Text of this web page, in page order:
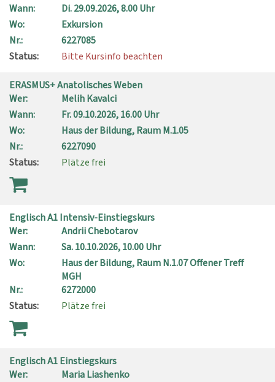
Wann:
Di.29.09.2026, 8.00 Uhr
Wo:
Exkursion
Nr.:
6227085
Status:
Bitte Kursinfo beachten
ERASMUS+ Anatolisches Weben
Wer:
Melih Kavalci
Wann:
Fr.09.10.2026, 16.00 Uhr
Wo:
Haus der Bildung, Raum M.1.05
Nr.:
6227090
Status:
Plätze frei
Englisch A1 Intensiv-Einstiegskurs
Wer:
Andrii Chebotarov
Wann:
Sa.10.10.2026, 10.00 Uhr
Wo:
Haus der Bildung, Raum N.1.07 Offener Treff
MGH
Nr.:
6272000
Status:
Plätze frei
Englisch A1 Einstiegskurs
Wer:
Maria Liashenko